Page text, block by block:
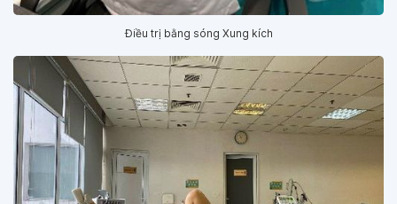
Điều trị bằng sóng Xung kích